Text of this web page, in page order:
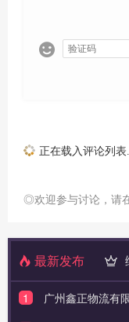

正在载入评论列表
◎欢迎参与讨论，请
最新发布
1
广州鑫正物流有